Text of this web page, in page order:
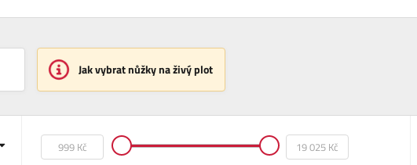
Jak vybrat nůžky na živý plot